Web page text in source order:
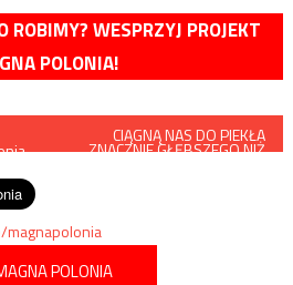
ROBIMY? WESPRZYJ PROJEKT
POLONIA!
CIĄGNĄ NAS DO PIEKŁA
ZNACZNIE GŁĘBSZEGO NIŻ
magnapolonia
POLONIA